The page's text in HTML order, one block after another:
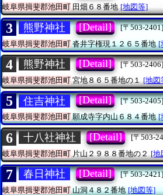
岐阜県揖斐郡池田町田畑６８番地 [地図等]
3 熊野神社 [Detail]
[〒503-2401]
岐阜県揖斐郡池田町沓井字権現１２６５番地 [
4 熊野神社 [Detail]
[〒503-2406]
岐阜県揖斐郡池田町 宮地８６５番地の１ [地図
5 住吉神社 [Detail]
[〒503-2405]
岐阜県揖斐郡池田町願成寺字内山６８４番地 [
6 十八社神社 [Detail]
[〒503-
岐阜県揖斐郡池田町 片山２９８８番地の２ [地
7 春日神社 [Detail]
[〒503-2421]
岐阜県揖斐郡池田町山洞４８２番地 [地図等]